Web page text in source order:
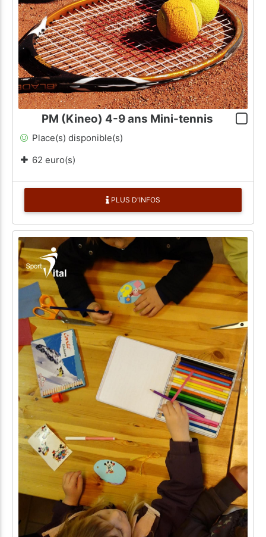
PM (Kineo) 4-9 ans Mini-tennis
Place(s) disponible(s)
62 euro(s)
PLUS D'INFOS